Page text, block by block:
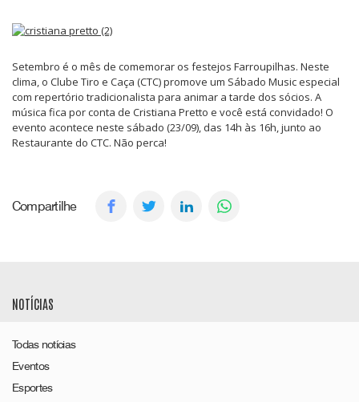
Setembro é o mês de comemorar os festejos Farroupilhas. Neste
clima, o Clube Tiro e Caça (CTC) promove um Sábado Music especial
com repertório tradicionalista para animar a tarde dos sócios. A
música fica por conta de Cristiana Pretto e você está convidado! O
evento acontece neste sábado (23/09), das 14h às 16h, junto ao
Restaurante do CTC. Não perca!
Compartilhe
NOTÍCIAS
Todas notícias
Eventos
Esportes